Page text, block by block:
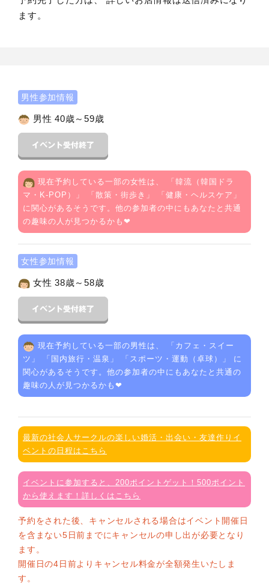
ます。
男性参加情報
男性 40歳～59歳
現在予約している一部の女性は、 「 韓流（韓国ドラ
マ・K-POP）
」 「 散策・街歩き 」 「 健康・ヘルスケア 」
に関心があるそうです。他の参加者の中にもあなたと共通
の趣味の人が見つかるかも❤
女性参加情報
女性 38歳～58歳
現在予約している一部の男性は、 「 カフェ・スイー
ツ 」 「 国内旅行・温泉 」 「 スポーツ・運動（卓球）
」 に
関心があるそうです。他の参加者の中にもあなたと共通の
趣味の人が見つかるかも❤
最新の社会人サークルの楽しい婚活・出会い・友達作りイ
ベントの日程はこちら
イベントに参加すると、200ポイントゲット！500ポイント
から使えます！詳しくはこちら
予約をされた後、キャンセルされる場合はイベント開催日
を含まない5日前までにキャンセルの申し出が必要となり
ます。
開催日の4日前よりキャンセル料金が全額発生いたしま
す。